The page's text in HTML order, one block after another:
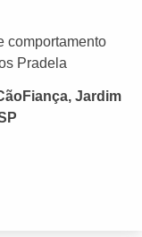
comportamento
Pradela
Jardim